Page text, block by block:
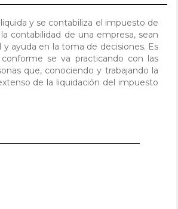
y se contabiliza el impuesto de
contabilidad de una empresa, sean
ayuda en la toma de decisiones. Es
se va practicando con las
que, conociendo y trabajando la
de la liquidación del impuesto